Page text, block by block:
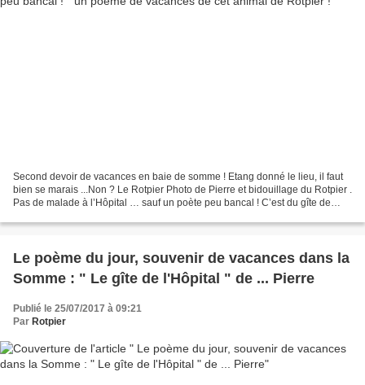
Second devoir de vacances en baie de somme ! Etang donné le lieu, il faut
bien se marais ...Non ? Le Rotpier Photo de Pierre et bidouillage du Rotpier .
Pas de malade à l’Hôpital … sauf un poète peu bancal ! C’est du gîte de
Le poème du jour, souvenir de vacances dans la
Somme : " Le gîte de l'Hôpital " de ... Pierre
Publié le 25/07/2017 à 09:21
Par Rotpier